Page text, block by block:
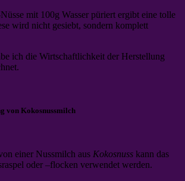
mit 100g Wasser püriert ergibt eine tolle
wird nicht gesiebt, sondern komplett
ich die Wirtschaftlichkeit der Herstellung
von Kokosnussmilch
einer Nussmilch aus Kokosnuss kann das
oder –flocken verwendet werden.